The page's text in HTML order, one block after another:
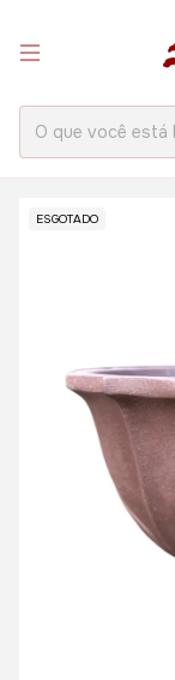
ESGOTADO